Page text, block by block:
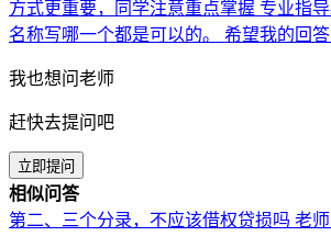
方式更重要，同学注意重点掌握 专业指
名称写哪一个都是可以的。 希望我的回
我也想问老师
赶快去提问吧
立即提问
相似问答
第二、三个分录，不应该借权贷损吗 老